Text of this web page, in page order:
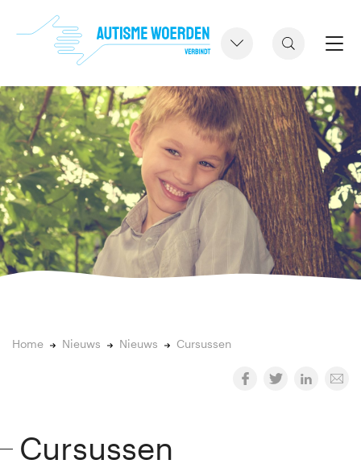
Home Nieuws Nieuws Cursussen
Cursussen